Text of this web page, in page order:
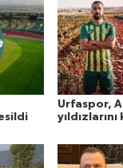
Urfaspor,